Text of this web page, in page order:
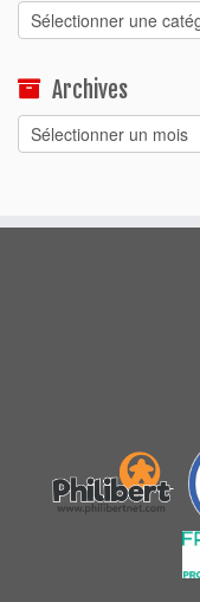
Catégories
Archives
Archives